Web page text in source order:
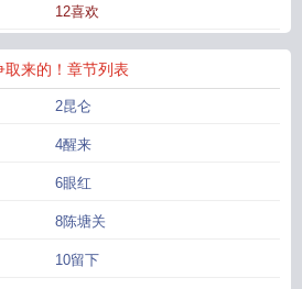
12喜欢
来的！ 章节列表
2昆仑
4醒来
6眼红
8陈塘关
10留下